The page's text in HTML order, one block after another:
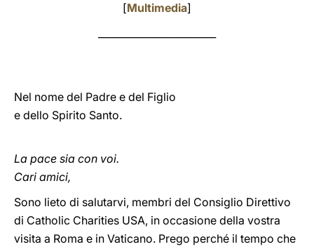
[Multimedia]
Nel nome del Padre e del Figlio
e dello Spirito Santo.
La pace sia con voi.
Cari amici,
Sono lieto di salutarvi, membri del Consiglio Direttivo
di Catholic Charities USA, in occasione della vostra
visita a Roma e in Vaticano. Prego perché il tempo che